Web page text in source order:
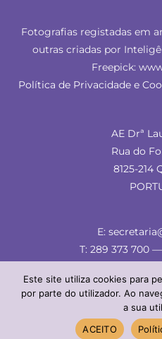
Fotografias registadas em
outras criadas por
Freepick:
Política de Privacidade e
AE Drª
Rua do
8125-214
E:
T: 289 373 700
© ESLA 2024 —
Este site utiliza cookies para
por parte do utilizador. Ao
a sua
ACEITO